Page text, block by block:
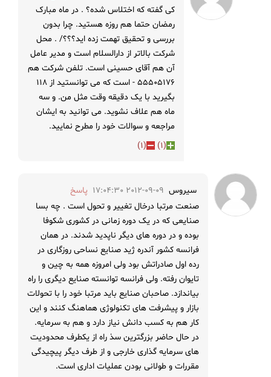
کی گفته که اختلاس شده؟ . در ماه مبارک
رمضان حتما هم روزه هستید. چرا بدون
بررسی و تحقیق تهمت زده اید؟؟؟/ . محل
شرکت بالاتر از دارالسلام است و مدیر عامل
آن هم آقای حسینی است. تلفن شرکت هم
۵۵۵۰۵۱۷۶ - است که می توانستید از ۱۱۸
بگیرید با یک دقیقه وقت مثل من. و سه
ماه هم علاف نشوید. می توانید به ایشان
مراجعه و سوالات خود را مطرح نمایید.
(
1
)
(
1
)
سیروس 2012-09-09 17:04:30
پاسخ
صنعت مرتبا درخال تغییر و تحول است . چه بسا
صنایعی که در یک دوره زمانی در کشوری شکوفا
بوده و در دوره های دیگر ناپدید شدند. در همان
فرانسه کشور آندره ژید صنایع نساحی روزگاری در
رده اول صادراتش بود ولی امروزه همه به چین و
تایوان رفته. ولی فرانسه توانسته صنایع دیگری را راه
بیاندازد. صاحبان صنایع باید مرتبا خود را با تحولات
بازار و پیشرفت های تکنولوژی هماهنگ کنند و این
کار هم به کسب دانش نیاز دارد و هم به سرمایه.
در حال حاضر بزرگترین سذ راه از یکطرف محدودیت
های سرمایه گذاری خارجی و از طرف دیگر پیچیدگی
مقررات و طولانی بودن عملیات اداری است.